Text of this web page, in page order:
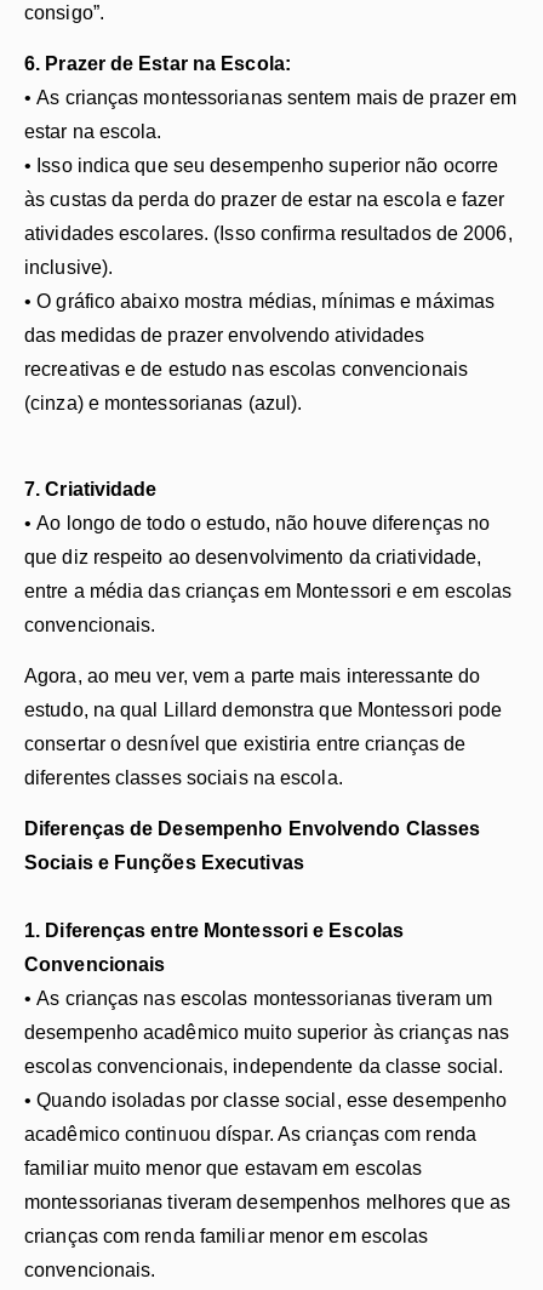
consigo”.
6. Prazer de Estar na Escola:
• As crianças montessorianas sentem mais de prazer em
estar na escola.
• Isso indica que seu desempenho superior não ocorre
às custas da perda do prazer de estar na escola e fazer
atividades escolares. (Isso confirma resultados de 2006,
inclusive).
• O gráfico abaixo mostra médias, mínimas e máximas
das medidas de prazer envolvendo atividades
recreativas e de estudo nas escolas convencionais
(cinza) e montessorianas (azul).
7. Criatividade
• Ao longo de todo o estudo, não houve diferenças no
que diz respeito ao desenvolvimento da criatividade,
entre a média das crianças em Montessori e em escolas
convencionais.
Agora, ao meu ver, vem a parte mais interessante do
estudo, na qual Lillard demonstra que Montessori pode
consertar o desnível que existiria entre crianças de
diferentes classes sociais na escola.
Diferenças de Desempenho Envolvendo Classes
Sociais e Funções Executivas
1. Diferenças entre Montessori e Escolas
Convencionais
• As crianças nas escolas montessorianas tiveram um
desempenho acadêmico muito superior às crianças nas
escolas convencionais, independente da classe social.
• Quando isoladas por classe social, esse desempenho
acadêmico continuou díspar. As crianças com renda
familiar muito menor que estavam em escolas
montessorianas tiveram desempenhos melhores que as
crianças com renda familiar menor em escolas
convencionais.